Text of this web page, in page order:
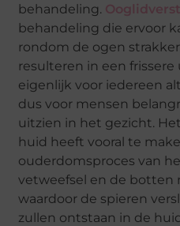
behandeling.
behandeling die ervoor
rondom de ogen
resulteren in een
eigenlijk voor iedereen
dus voor mensen
uitzien in het gezicht.
huid heeft vooral te
ouderdomsproces van
vetweefsel en de botten
waardoor de spieren
zullen ontstaan in de